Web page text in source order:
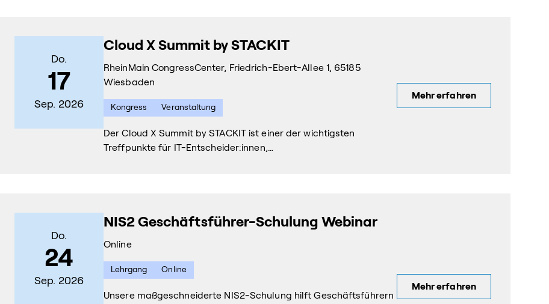
Do.
17
Sep. 2026
Cloud X Summit by STACKIT
RheinMain CongressCenter, Friedrich-Ebert-Allee 1, 65185
Wiesbaden
Kongress Veranstaltung
Der Cloud X Summit by STACKIT ist einer der wichtigsten
Treffpunkte für IT-Entscheider:innen,…
Mehr erfahren
Do.
24
Sep. 2026
NIS2 Geschäftsführer-Schulung Webinar
Online
Lehrgang Online
Unsere maßgeschneiderte NIS2-Schulung hilft Geschäftsführern
Mehr erfahren